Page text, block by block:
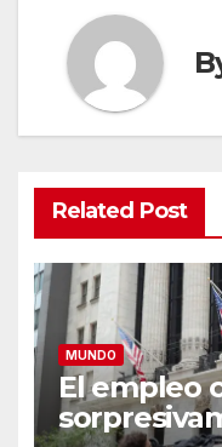
Related Post
MUNDO
El empleo